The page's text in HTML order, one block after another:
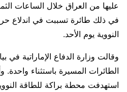
عليها من العراق خلال ​الساعات
في ذلك طائرة ‌تسببت في اندلاع
النووية يوم الأحد.
وقالت وزارة الدفاع الإماراتية في
الطائرات المسيرة باستثناء
استهدفت محطة براكة للطاقة